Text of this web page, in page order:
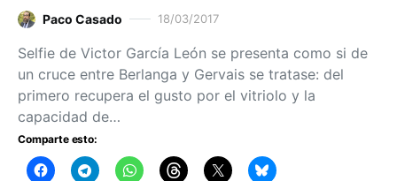
Paco Casado 18/03/2017
Selfie de Victor García León se presenta como si de
un cruce entre Berlanga y Gervais se tratase: del
primero recupera el gusto por el vitriolo y la
capacidad de…
Comparte esto: